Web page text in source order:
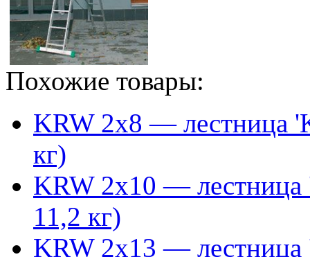
Похожие товары:
KRW 2x8 — лестница
кг)
KRW 2x10 — лестница
11,2 кг)
KRW 2x13 — лестница